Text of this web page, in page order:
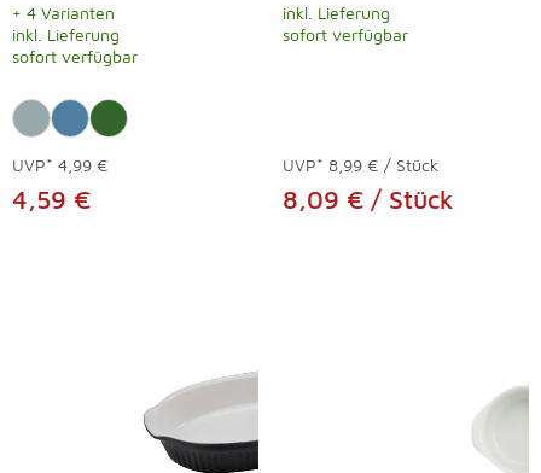
+ 4 Varianten
inkl. Lieferung
sofort verfügbar
UVP* 4,99 €
4,59 €
inkl. Lieferung
sofort verfügbar
UVP* 8,99 € / Stück
8,09 € / Stück